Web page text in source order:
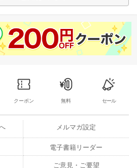
クーポン 無料 セール
メルマガ設定
電子書籍リーダー
ご意見・ご要望